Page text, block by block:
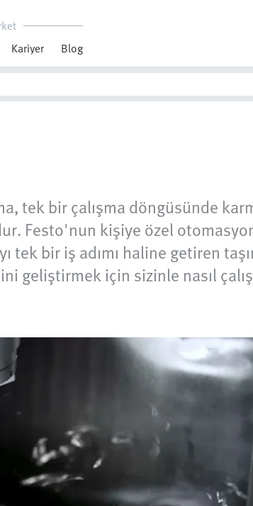
Kariyer Blog
tek bir çalışma döngüsünde
Festo'nun kişiye özel
bir iş adımı haline getiren
için sizinle nasıl